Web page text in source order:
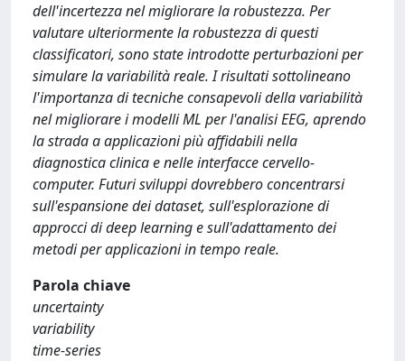
dell'incertezza nel migliorare la robustezza. Per
valutare ulteriormente la robustezza di questi
classificatori, sono state introdotte perturbazioni per
simulare la variabilità reale. I risultati sottolineano
l'importanza di tecniche consapevoli della variabilità
nel migliorare i modelli ML per l'analisi EEG, aprendo
la strada a applicazioni più affidabili nella
diagnostica clinica e nelle interfacce cervello-
computer. Futuri sviluppi dovrebbero concentrarsi
sull'espansione dei dataset, sull'esplorazione di
approcci di deep learning e sull'adattamento dei
metodi per applicazioni in tempo reale.
Parola chiave
uncertainty
variability
time-series